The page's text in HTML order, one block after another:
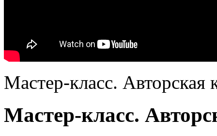
Мастер-класс. Авторская
Мастер-класс.